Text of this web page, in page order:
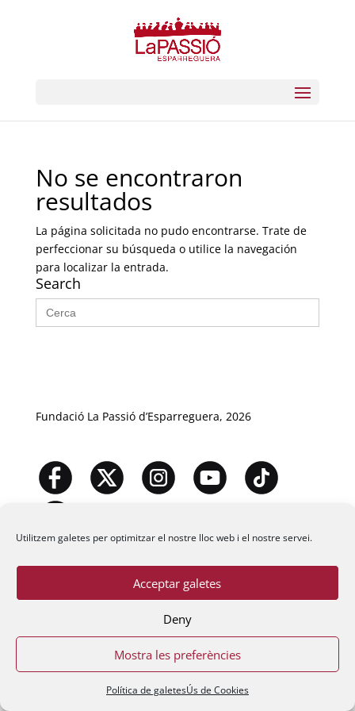
Utilitzem galetes per optimitzar el nostre lloc web i el nostre servei.
Acceptar galetes
Deny
Mostra les preferències
Política de galetesÚs de Cookies
No se encontraron
resultados
La página solicitada no pudo encontrarse. Trate de
perfeccionar su búsqueda o utilice la navegación
para localizar la entrada.
Search
Buscar:
Fundació La Passió d’Esparreguera, 2026